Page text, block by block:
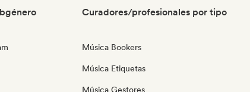
Curadores/profesionales por tipo
Música Bookers
Música Etiquetas
Música Gestores